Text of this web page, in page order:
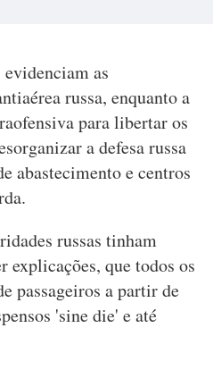
as
russa, enquanto a
para libertar os
a defesa russa
abastecimento e centros
russas tinham
explicações, que todos os
passageiros a partir de
'sine die' e até